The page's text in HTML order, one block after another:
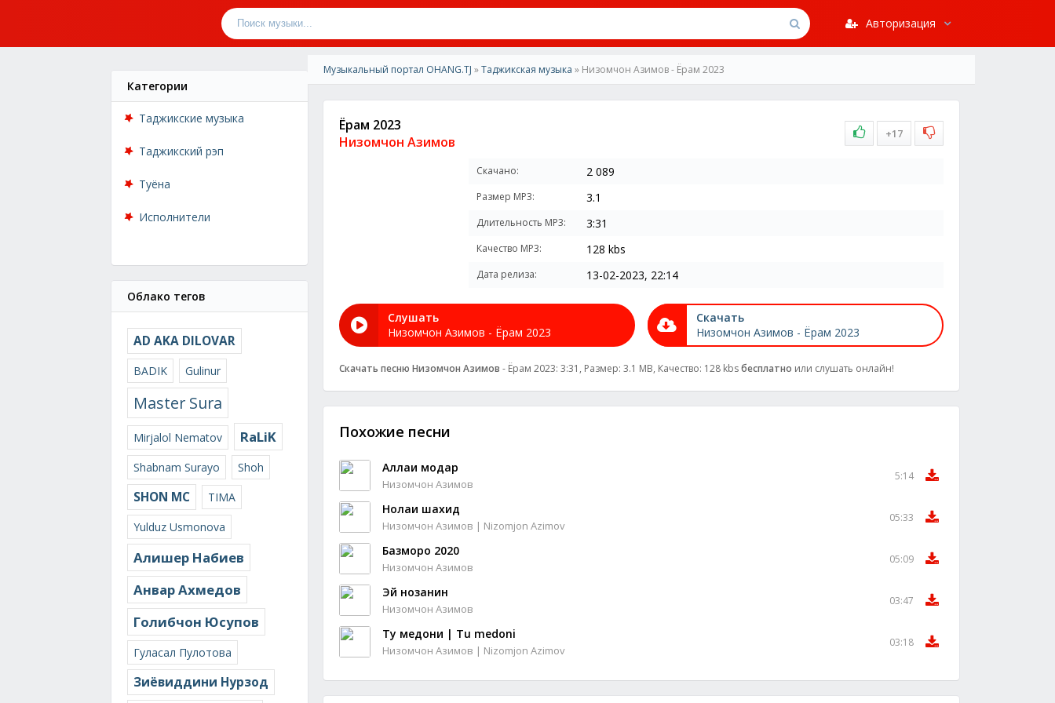
Авторизация
Категории
Таджикские музыка
Таджикский рэп
Туёна
Исполнители
Облако тегов
AD AKA DILOVAR
BADIK Gulinur
Master Sura
Mirjalol Nematov RaLiK
Shabnam Surayo Shoh
SHON MC
TIMA
Yulduz Usmonova
Алишер Набиев
Анвар Ахмедов
Голибчон Юсупов
Гуласал Пулотова
Зиёвиддини Нурзод
Музыкальный портал OHANG.TJ »Таджикская музыка » Низомчон Азимов - Ёрам 2023
Ёрам 2023
Низомчон Азимов
+17
Скачано: 2 089
Размер MP3: 3.1
Длительность MP3: 3:31
Качество MP3: 128 kbs
Дата релиза: 13-02-2023, 22:14
Слушать
Низомчон Азимов - Ёрам 2023
Скачать
Низомчон Азимов - Ёрам 2023
Скачать песню Низомчон Азимов - Ёрам 2023: 3:31, Размер: 3.1 MB, Качество: 128 kbsбесплатно или слушать онлайн!
Похожие песни
Аллаи модар
Низомчон Азимов
5:14
Нолаи шахид
Низомчон Азимов | Nizomjon Azimov
05:33
Базморо 2020
Низомчон Азимов
05:09
Эй нозанин
Низомчон Азимов
03:47
Ту медони | Tu medoni
Низомчон Азимов | Nizomjon Azimov
03:18